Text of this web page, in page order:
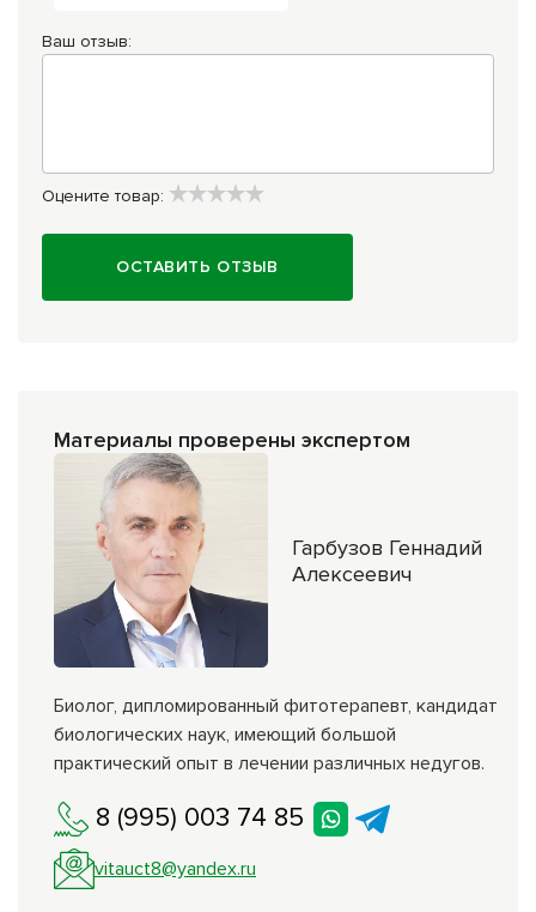
Ваш отзыв:
Оцените товар:
ОСТАВИТЬ ОТЗЫВ
Материалы проверены экспертом
Биолог, дипломированный фитотерапевт, кандидат
биологических наук, имеющий большой
практический опыт в лечении различных недугов.
8 (995) 003 74 85
vitauct8@yandex.ru
Гарбузов Геннадий
Алексеевич